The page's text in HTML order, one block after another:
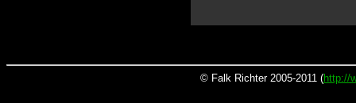
© Falk Richter 2005-2011 (http://